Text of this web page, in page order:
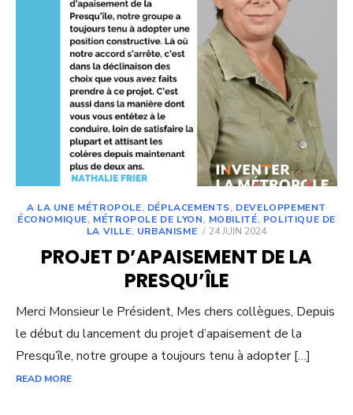
A LA UNE MÉTROPOLE, DÉPLACEMENTS, DEVELOPPEMENT
ÉCONOMIQUE, MÉTROPOLE DE LYON, MOBILITÉ, POLITIQUE DE
LA VILLE, URBANISME
POSTED
24 JUIN 2024
PROJET D’APAISEMENT DE LA
PRESQU’ÎLE
Merci Monsieur le Président, Mes chers collègues, Depuis
le début du lancement du projet d’apaisement de la
Presqu’île, notre groupe a toujours tenu à adopter […]
READ MORE